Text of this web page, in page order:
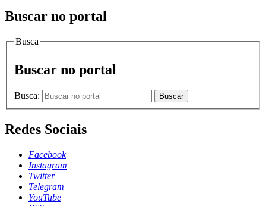
Buscar no portal
Busca
Buscar no portal
Busca: Buscar
Redes Sociais
Facebook
Instagram
Twitter
Telegram
YouTube